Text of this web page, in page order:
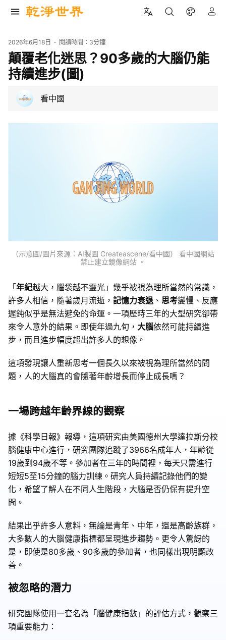
2026年6月18日 閱讀時間： 3分鐘
顛覆老化迷思？90多歲的大腦仍能
持續進步(圖)
看中國
（示意圖/圖片來源：AI製圖 Createascene/看中國） 看中國網站
禁止建立鏡像網站 。
「年紀越大，腦袋越不靈光」幾乎被視為理所當然的常識，
許多人相信，隨著歲月流逝， 記憶力衰退 、 思考變慢、反應
遲鈍似乎是無法避免的命運。一項歷時三年的大型研究卻帶
來令人意外的結果。即使年過九旬， 大腦依然可能持續進
步，而且進步幅度超出許多人的想像。
這項發現讓人重新思考一個長久以來被視為理所當然的問
題，人的大腦真的會隨著年齡增長而停止成長嗎？
一場跨越年齡界線的觀察
據《科學日報》報導，這項研究由美國德州大學達拉斯分校
腦健康中心進行，研究團隊追蹤了3966名成年人，年齡從
19歲到94歲不等。參加者在三年的時間裡，每天只需進行
短短5至15分鐘的腦力訓練。研究人員持續記錄他們的變
化，希望了解人在不同人生階段，大腦是否仍保有提升空
間。
結果出乎許多人意料，無論是青年、中年，還是高齡族群，
大多數人的大腦健康指標都呈現進步趨勢。更令人驚訝的
是，即使是80多歲、90多歲的參加者，也同樣出現明顯改
善。
被忽略的潛力
研究團隊使用一套名為「腦健康指數」的評估方式，觀察三
項重要能力：